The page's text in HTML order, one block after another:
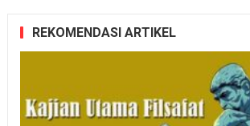
REKOMENDASI ARTIKEL